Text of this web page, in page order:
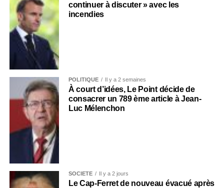
continuer à discuter » avec les
incendies
POLITIQUE Il y a 2 semaines
À court d’idées, Le Point décide de
consacrer un 789 ème article à Jean-
Luc Mélenchon
SOCIÉTÉ Il y a 2 jours
Le Cap-Ferret de nouveau évacué après